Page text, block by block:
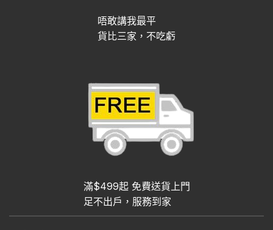
唔敢講我最平
貨比三家，不吃虧
滿$499起 免費送貨上門
足不出戶，服務到家